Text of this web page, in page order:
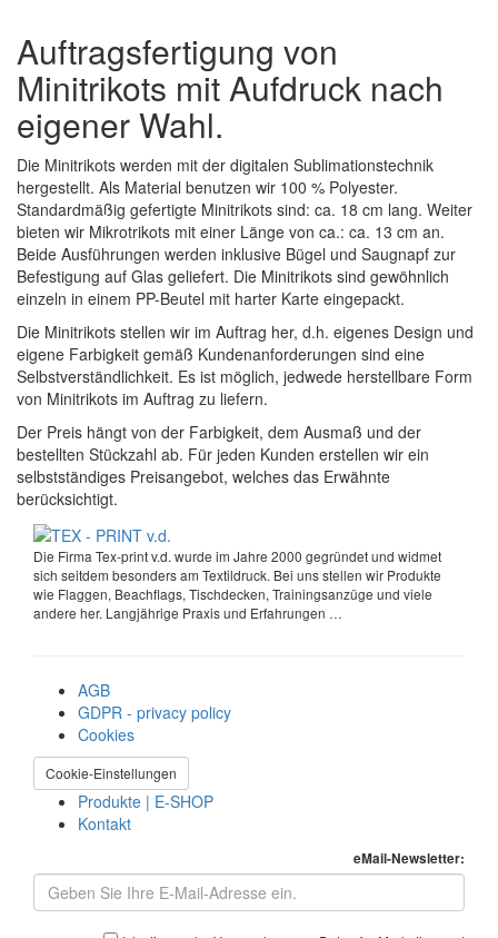
Auftragsfertigung von
Minitrikots mit Aufdruck nach
eigener Wahl.
Die Minitrikots werden mit der digitalen Sublimationstechnik
hergestellt. Als Material benutzen wir 100 % Polyester.
Standardmäßig gefertigte Minitrikots sind: ca. 18 cm lang. Weiter
bieten wir Mikrotrikots mit einer Länge von ca.: ca. 13 cm an.
Beide Ausführungen werden inklusive Bügel und Saugnapf zur
Befestigung auf Glas geliefert. Die Minitrikots sind gewöhnlich
einzeln in einem PP-Beutel mit harter Karte eingepackt.
Die Minitrikots stellen wir im Auftrag her, d.h. eigenes Design und
eigene Farbigkeit gemäß Kundenanforderungen sind eine
Selbstverständlichkeit. Es ist möglich, jedwede herstellbare Form
von Minitrikots im Auftrag zu liefern.
Der Preis hängt von der Farbigkeit, dem Ausmaß und der
bestellten Stückzahl ab. Für jeden Kunden erstellen wir ein
selbstständiges Preisangebot, welches das Erwähnte
berücksichtigt.
Die Firma Tex-print v.d. wurde im Jahre 2000 gegründet und widmet
sich seitdem besonders am Textildruck. Bei uns stellen wir Produkte
wie Flaggen, Beachflags, Tischdecken, Trainingsanzüge und viele
andere her. Langjährige Praxis und Erfahrungen …
AGB
GDPR - privacy policy
Cookies
Cookie-Einstellungen
Produkte | E-SHOP
Kontakt
eMail-Newsletter: